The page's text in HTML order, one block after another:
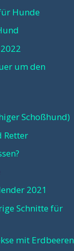
Hunde
um den
Schoßhund)
Retter
2021
Schnitte für
mit Erdbeeren